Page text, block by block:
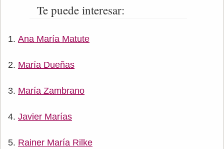
Te puede interesar:
Ana María Matute
María Dueñas
María Zambrano
Javier Marías
Rainer María Rilke